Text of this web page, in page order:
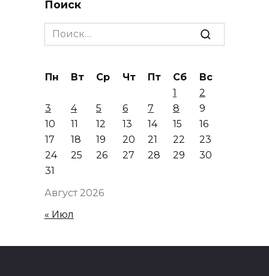
Поиск
Search
for:
Август 2026
Пн Вт Ср Чт Пт Сб
Вс
1
2
3
4 5 6 7 8
9
10
11 12 13 14 15
16
17
18 19 20 21 22
23
24
25 26 27 28 29
30
31
« Июл